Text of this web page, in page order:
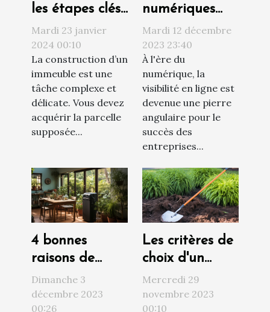
les étapes clés
d’un projet de
construction ?
Mardi 23 janvier
2024 00:10
La construction d’un
immeuble est une
tâche complexe et
délicate. Vous devez
acquérir la parcelle
supposée...
numériques
innovantes
pour
augmenter la
visibilité d'une
entreprise
Mardi 12 décembre
2023 23:40
À l'ère du
numérique, la
visibilité en ligne est
devenue une pierre
angulaire pour le
succès des
entreprises...
4 bonnes
raisons de
faire installer
un adoucisseur
Dimanche 3
décembre 2023
00:26
Les critères de
choix d'un
désherbeur
thermique
Mercredi 29
novembre 2023
00:10